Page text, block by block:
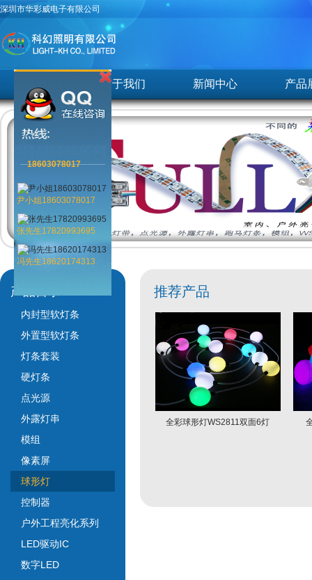
深圳市华彩威电子有限公司
首页 关于我们 新闻中心 产品
产品目录
内封型软灯条
外置型软灯条
灯条套装
硬灯条
点光源
外露灯串
模组
像素屏
球形灯
控制器
户外工程亮化系列
LED驱动IC
数字LED
推荐产品
全彩球形灯WS2811双面6灯
18603078017
尹小姐18603078017
张先生17820993695
冯先生18620174313